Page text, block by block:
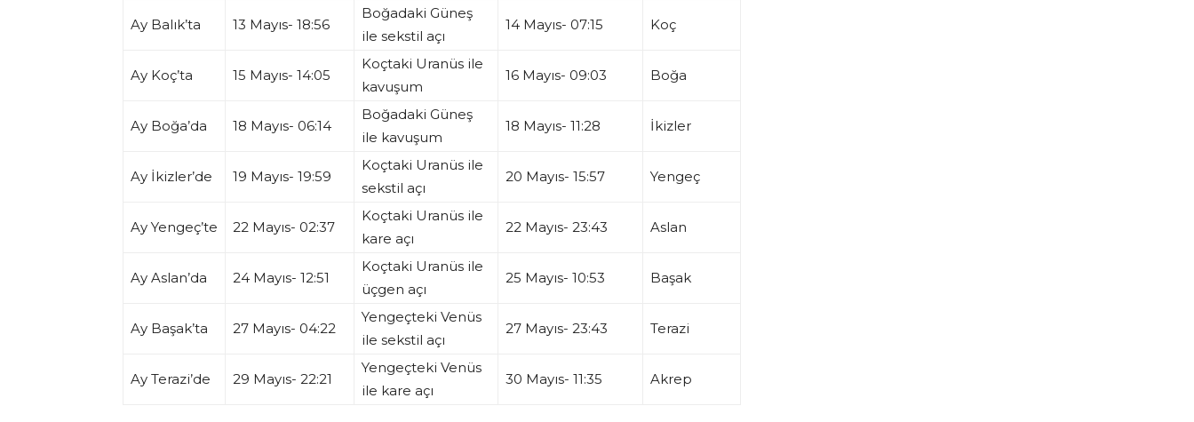
Ay Balık’ta 13 Mayıs- 18:56
Boğadaki Güneş
ile sekstil açı
14 Mayıs- 07:15 Koç
Ay Koç’ta 15 Mayıs- 14:05
Koçtaki Uranüs ile
kavuşum
16 Mayıs- 09:03 Boğa
Ay Boğa’da 18 Mayıs- 06:14
Boğadaki Güneş
ile kavuşum
18 Mayıs- 11:28 İkizler
Ay İkizler’de 19 Mayıs- 19:59
Koçtaki Uranüs ile
sekstil açı
20 Mayıs- 15:57 Yengeç
Ay Yengeç’te 22 Mayıs- 02:37
Koçtaki Uranüs ile
kare açı
22 Mayıs- 23:43 Aslan
Ay Aslan’da 24 Mayıs- 12:51
Koçtaki Uranüs ile
üçgen açı
25 Mayıs- 10:53 Başak
Ay Başak’ta 27 Mayıs- 04:22
Yengeçteki Venüs
ile sekstil açı
27 Mayıs- 23:43 Terazi
Ay Terazi’de 29 Mayıs- 22:21
Yengeçteki Venüs
ile kare açı
30 Mayıs- 11:35 Akrep